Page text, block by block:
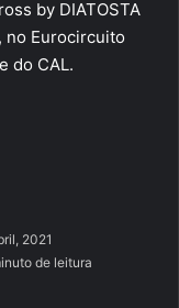
by DIATOSTA
no Eurocircuito
do CAL.
2021
de leitura